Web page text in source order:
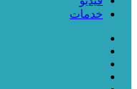
خدمات